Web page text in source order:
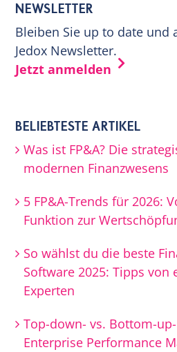
NEWSLETTER
Bleiben Sie up to date und
Jedox Newsletter.
Jetzt anmelden
BELIEBTESTE ARTIKEL
Was ist FP&A? Die
modernen Finanzwesens
5 FP&A-Trends für 2026:
Funktion zur
So wählst du die beste
Software 2025: Tipps von
Experten
Top-down- vs. Bottom-
Enterprise Performance